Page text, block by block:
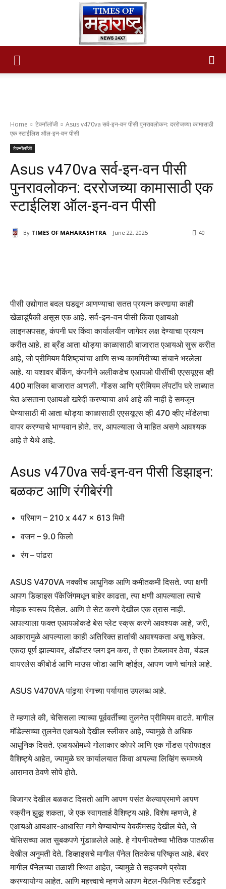
maharashtra
Home टेक्नॉलॉजी
Asus v470va सर्व-इन-वन पीसी पुनरावलोकन: दररोजच्या कामासाठी
एक स्टाईलिश ऑल-इन-वन पीसी
टेक्नॉलॉजी
Asus v470va सर्व-इन-वन पीसी
पुनरावलोकन: दररोजच्या कामासाठी एक
स्टाईलिश ऑल-इन-वन पीसी
By TIMES OF MAHARASHTRA June 22, 2025 40
पीसी उद्योगात बदल घडवून आणण्याचा सतत प्रयत्न करणार्‍या काही
खेळाडूंपैकी असूस एक आहे. सर्व-इन-वन पीसी किंवा एआयओ
लाइनअपसह, कंपनी घर किंवा कार्यालयीन जागेवर लक्ष देण्याचा प्रयत्न
करीत आहे. हा ब्रँड आता थोड्या काळासाठी बाजारात एआयओ सुरू करीत
आहे, जो प्रीमियम वैशिष्ट्यांचा आणि सभ्य कामगिरीच्या संचाने भरलेला
आहे. या यशावर बँकिंग, कंपनीने अलीकडेच एआयओ पीसींची एएसयूएस व्ही
400 मालिका बाजारात आणली. गोंडस आणि प्रीमियम लॅपटॉप घरे ताब्यात
घेत असताना एआयओ खरेदी करण्याचा अर्थ आहे की नाही हे समजून
घेण्यासाठी मी आता थोड्या काळासाठी एएसयूएस व्ही 470 व्हीए मॉडेलचा
वापर करण्याचे भाग्यवान होते. तर, आपल्याला जे माहित असणे आवश्यक
आहे ते येथे आहे.
Asus v470va सर्व-इन-वन पीसी डिझाइन:
बळकट आणि रंगीबेरंगी
परिमाण – 210 x 447 x 613 मिमी
वजन – 9.0 किलो
रंग – पांढरा
ASUS V470VA नक्कीच आधुनिक आणि कमीतकमी दिसते. ज्या क्षणी
आपण डिव्हाइस पॅकेजिंगमधून बाहेर काढता, त्या क्षणी आपल्याला त्याचे
मोहक स्वरूप दिसेल. आणि ते सेट करणे देखील एक त्रास नाही.
आपल्याला फक्त एआयओकडे बेस प्लेट स्क्रू करणे आवश्यक आहे, जरी,
आकारामुळे आपल्याला काही अतिरिक्त हातांची आवश्यकता असू शकेल.
एकदा पूर्ण झाल्यावर, अ‍ॅडॉप्टर प्लग इन करा, ते एका टेबलावर ठेवा, बंडल
वायरलेस कीबोर्ड आणि माउस जोडा आणि व्होईल, आपण जाणे चांगले आहे.
ASUS V470VA पांढर्‍या रंगाच्या पर्यायात उपलब्ध आहे.
ते म्हणाले की, चेसिसला त्याच्या पूर्ववर्तींच्या तुलनेत प्रीमियम वाटते. मागील
मॉडेल्सच्या तुलनेत एआयओ देखील स्लीकर आहे, ज्यामुळे ते अधिक
आधुनिक दिसते. एआयओमध्ये गोलाकार कोपरे आणि एक गोंडस प्रोफाइल
वैशिष्ट्ये आहेत, ज्यामुळे घर कार्यालयात किंवा आपल्या लिव्हिंग रूममध्ये
आरामात ठेवणे सोपे होते.
बिजागर देखील बळकट दिसतो आणि आपण पसंत केल्याप्रमाणे आपण
स्क्रीन झुकू शकता, जे एक स्वागतार्ह वैशिष्ट्य आहे. विशेष म्हणजे, हे
एआयओ आयआर-आधारित मागे घेण्यायोग्य वेबकॅमसह देखील येते, जे
चेसिसच्या आत सुबकपणे गुंडाळलेले आहे. हे गोपनीयतेच्या भौतिक पातळीस
देखील अनुमती देते. डिव्हाइसचे मागील पॅनेल तितकेच परिष्कृत आहे. बंदर
मागील पॅनेलच्या तळाशी स्थित आहेत, ज्यामुळे ते सहजपणे प्रवेश
करण्यायोग्य आहेत. आणि महत्त्वाचे म्हणजे आपण मेटल-फिनिश स्टँडद्वारे